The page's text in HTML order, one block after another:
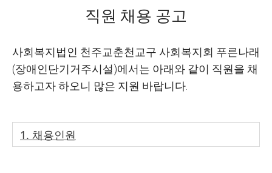
직원 채용 공고
사회복지법인 천주교춘천교구 사회복지회 푸른나래
(장애인단기거주시설)에서는 아래와 같이 직원을 채
용하고자 하오니 많은 지원 바랍니다
1. 채용인원